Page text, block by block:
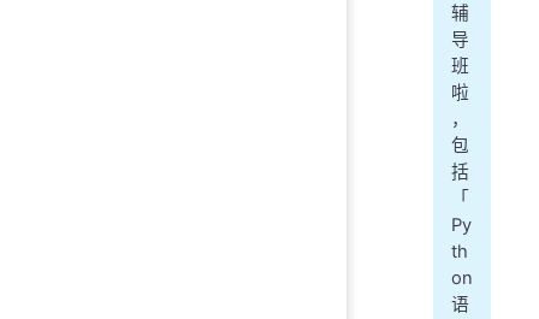
辅
导
班
啦
，
包
括
「
Py
th
on
语